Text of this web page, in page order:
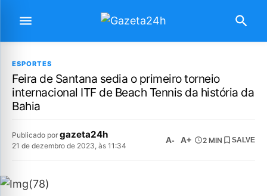
ESPORTES
Feira de Santana sedia o primeiro torneio
internacional ITF de Beach Tennis da história da
Bahia
Publicado por gazeta24h
21 de dezembro de 2023, às 11:34
A- A+ 2 MIN SALVE